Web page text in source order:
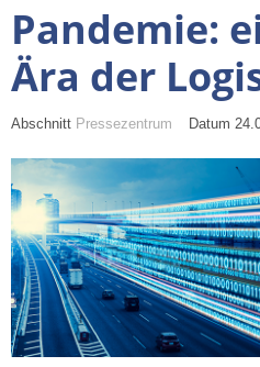
Pandemie:
Ära der
Abschnitt Pressezentrum Datum